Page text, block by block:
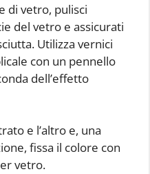
di vetro, pulisci
del vetro e assicurati
Utilizza vernici
con un pennello
dell’effetto
e l’altro e, una
fissa il colore con
vetro.